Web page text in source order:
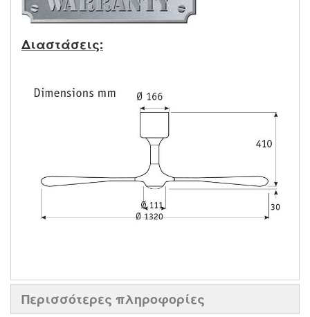
Διαστάσεις:
Περισσότερες πληροφορίες